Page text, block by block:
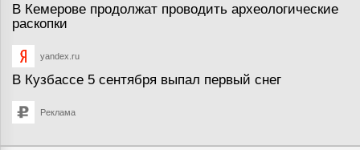
В Кемерове продолжат проводить археологические
раскопки
yandex.ru
В Кузбассе 5 сентября выпал первый снег
Реклама